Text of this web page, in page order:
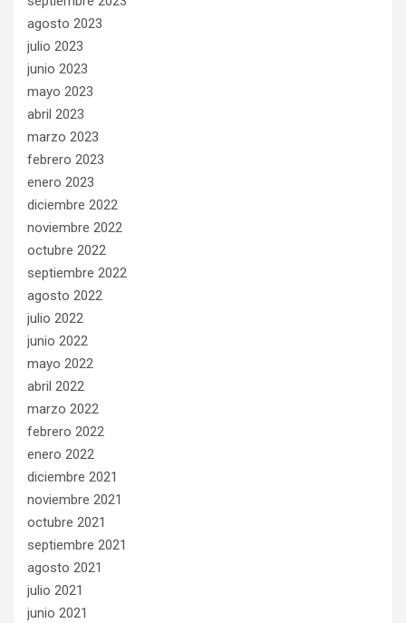
agosto 2023
julio 2023
junio 2023
mayo 2023
abril 2023
marzo 2023
febrero 2023
enero 2023
diciembre 2022
noviembre 2022
octubre 2022
septiembre 2022
agosto 2022
julio 2022
junio 2022
mayo 2022
abril 2022
marzo 2022
febrero 2022
enero 2022
diciembre 2021
noviembre 2021
octubre 2021
septiembre 2021
agosto 2021
julio 2021
junio 2021